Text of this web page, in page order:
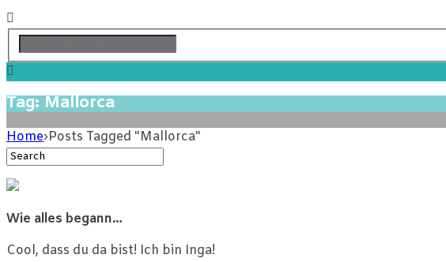
Tag: Mallorca
Home›Posts Tagged "Mallorca"
Wie alles begann…
Cool, dass du da bist! Ich bin Inga!